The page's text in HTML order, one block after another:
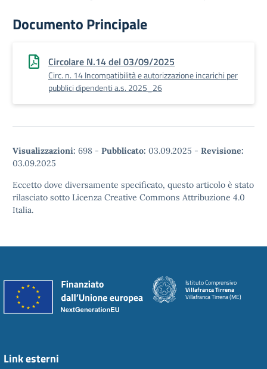
Documento Principale
Circolare N.14 del 03/09/2025
Circ. n. 14 Incompatibilità e autorizzazione incarichi per
pubblici dipendenti a.s. 2025_26
Visualizzazioni: 698 - Pubblicato: 03.09.2025 - Revisione:
03.09.2025
Eccetto dove diversamente specificato, questo articolo è stato
rilasciato sotto Licenza Creative Commons Attribuzione 4.0
Italia.
Istituto Comprensivo
Villafranca Tirrena
Villafranca Tirrena (ME)
Link esterni